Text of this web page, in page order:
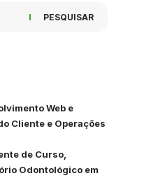
PESQUISAR
Web e
Cliente e Operações
de Curso,
Odontológico em